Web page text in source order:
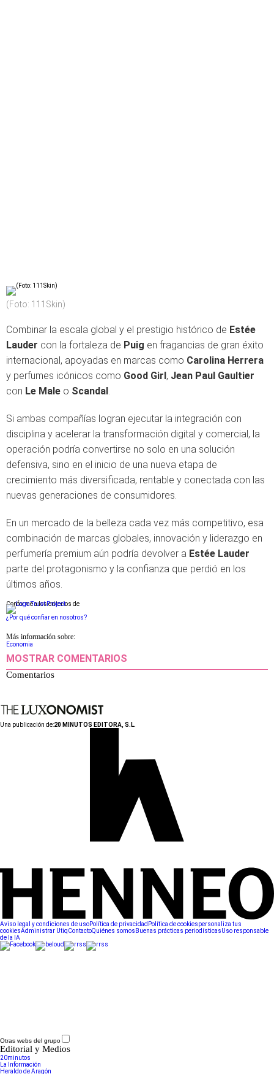
(Foto: 111Skin)
Combinar la escala global y el prestigio histórico de Estée
Lauder con la fortaleza de Puig en fragancias de gran éxito
internacional, apoyadas en marcas como Carolina Herrera
y perfumes icónicos como Good Girl, Jean Paul Gaultier
con Le Male o Scandal.
Si ambas compañías logran ejecutar la integración con
disciplina y acelerar la transformación digital y comercial, la
operación podría convertirse no solo en una solución
defensiva, sino en el inicio de una nueva etapa de
crecimiento más diversificada, rentable y conectada con las
nuevas generaciones de consumidores.
En un mercado de la belleza cada vez más competitivo, esa
combinación de marcas globales, innovación y liderazgo en
perfumería premium aún podría devolver a Estée Lauder
parte del protagonismo y la confianza que perdió en los
últimos años.
Conforme a los criterios de
¿Por qué confiar en nosotros?
Más información sobre:
Economia
MOSTRAR COMENTARIOS
Comentarios
Una publicación de:20 MINUTOS EDITORA, S.L.
Aviso legal y condiciones de usoPolítica de privacidad Política de cookiespersonaliza tus
cookiesAdministrar UtiqContactoQuiénes somos Buenas prácticas periodísticasUso responsable
de la IA
Otras webs del grupo
Editorial y Medios
20minutos
La Información
Heraldo de Aragón